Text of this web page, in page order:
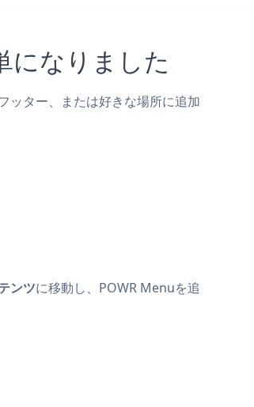
なりました
ッター、または好きな場所に追加
ンツに移動し、POWR Menuを追